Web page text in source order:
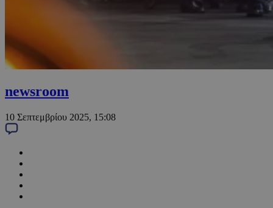
newsroom
10 Σεπτεμβρίου 2025, 15:08